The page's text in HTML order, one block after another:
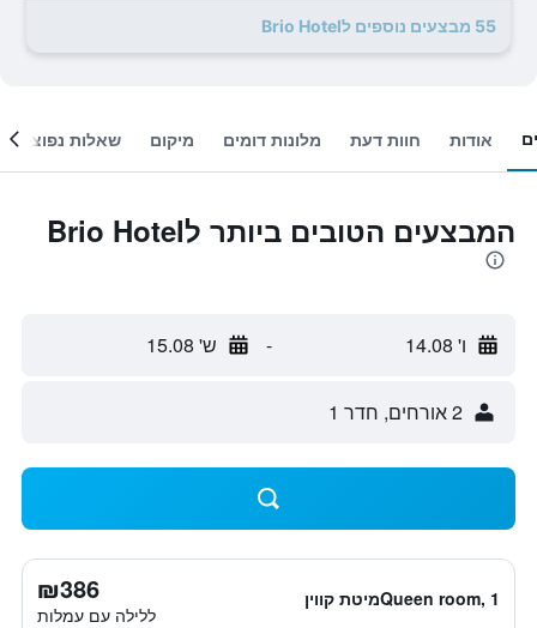
55 מבצעים נוספים לBrio Hotel
אודות חוות דעת מלונות דומים מיקום שאלות נפוצות
המבצעים הטובים ביותר לBrio Hotel
ו' 14.08 - ש' 15.08
2 אורחים, חדר 1
Queen room, 1מיטת קווין ₪386
ללילה עם עמלות